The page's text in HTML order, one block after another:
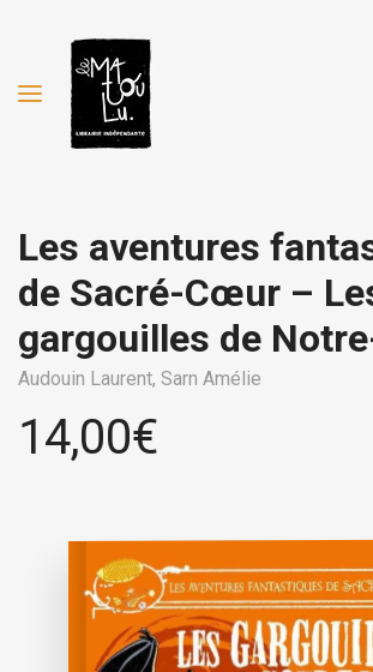
Les aventures
de Sacré-Cœur –
gargouilles de
Audouin Laurent, Sarn Amélie
14,00€